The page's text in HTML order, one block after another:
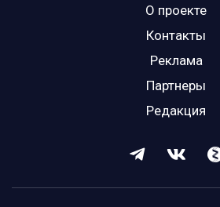
О проекте
Контакты
Реклама
Партнеры
Редакция